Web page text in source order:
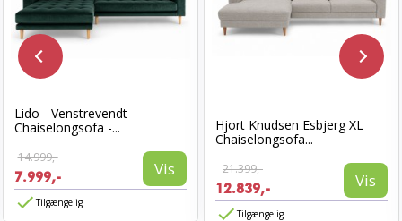
Lido - Venstrevendt
Chaiselongsofa -...
14.999,-
7.999,- Vis
Tilgængelig
Hjort Knudsen Esbjerg XL
Chaiselongsofa...
21.399,-
12.839,- Vis
Tilgængelig